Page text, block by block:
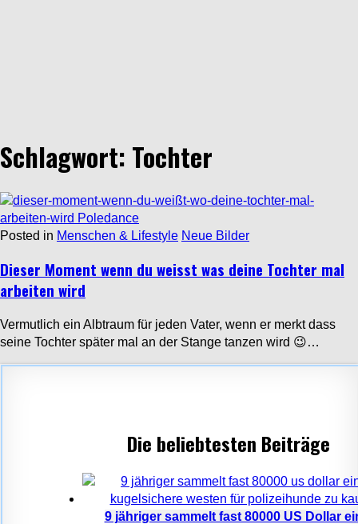
Schlagwort: Tochter
Posted in Menschen & Lifestyle Neue Bilder
Dieser Moment wenn du weisst was deine Tochter mal
arbeiten wird
Vermutlich ein Albtraum für jeden Vater, wenn er merkt dass
seine Tochter später mal an der Stange tanzen wird 😉…
Die beliebtesten Beiträge
9 jähriger sammelt fast 80000 US Dollar